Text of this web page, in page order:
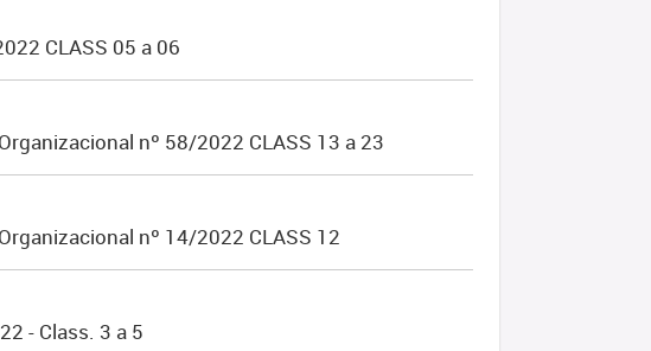
CLASS 05 a 06
nº 58/2022 CLASS 13 a 23
nº 14/2022 CLASS 12
- Class. 3 a 5